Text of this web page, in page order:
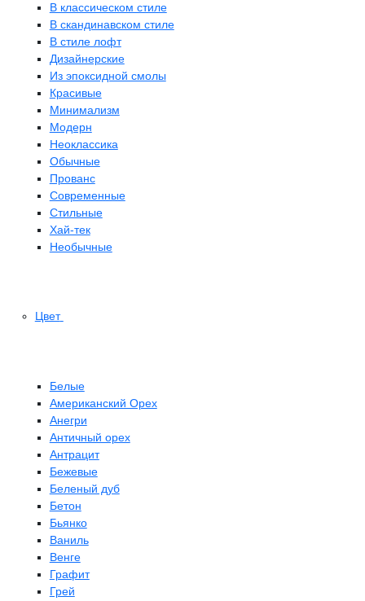
В классическом стиле
В скандинавском стиле
В стиле лофт
Дизайнерские
Из эпоксидной смолы
Красивые
Минимализм
Модерн
Неоклассика
Обычные
Прованс
Современные
Стильные
Хай-тек
Необычные
Цвет
Белые
Американский Орех
Анегри
Античный орех
Антрацит
Бежевые
Беленый дуб
Бетон
Бьянко
Ваниль
Венге
Графит
Грей